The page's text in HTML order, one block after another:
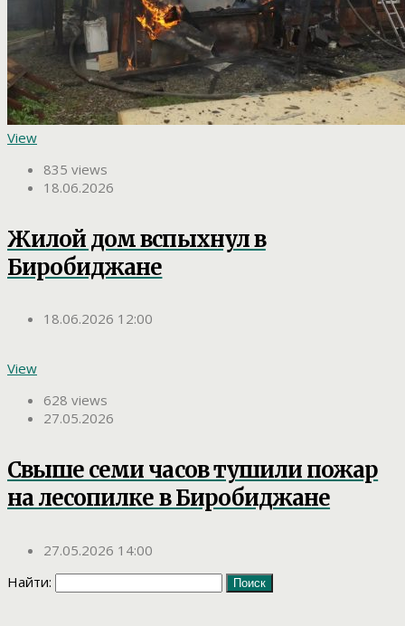
View
835 views
18.06.2026
Жилой дом вспыхнул в
Биробиджане
18.06.2026 12:00
View
628 views
27.05.2026
Свыше семи часов тушили пожар
на лесопилке в Биробиджане
27.05.2026 14:00
Найти: